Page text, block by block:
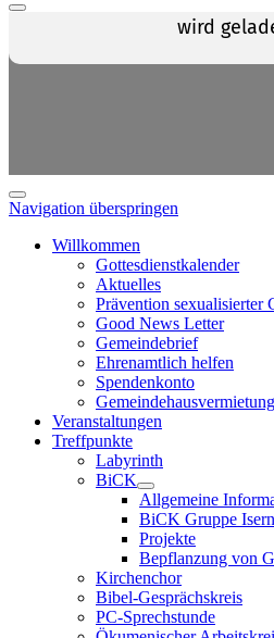
Navigation überspringen
Willkommen
Gottesdienstkalender
Aktuelles
Prävention sexualisierter
Good News Letter
Gemeindebrief
Ehrenamtlich helfen
Spendenkonto
Gemeindehausvermietung
Veranstaltungen
Treffpunkte
Labyrinth
BiCK
Allgemeine
BiCK Gruppe
Projekte
Bepflanzung von
Kirchenchor
Bibel-Gesprächskreis
PC-Sprechstunde